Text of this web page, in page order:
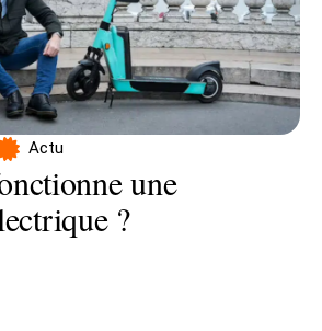
Actu
une
?